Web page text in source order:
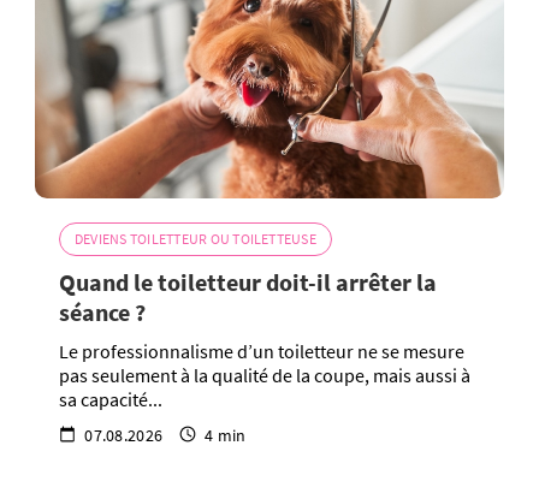
DEVIENS TOILETTEUR OU TOILETTEUSE
Quand le toiletteur doit-il arrêter la
séance ?
Le professionnalisme d’un toiletteur ne se mesure
pas seulement à la qualité de la coupe, mais aussi à
sa capacité...
07.08.2026 4 min